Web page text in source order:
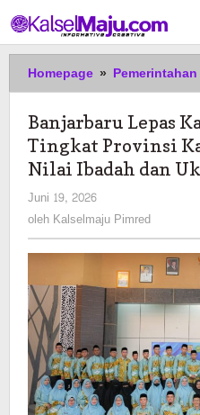
ke
konten
Homepage » Pemerintahan
Banjarbaru Lepas
Tingkat Provinsi
Nilai Ibadah dan
Juni 19, 2026
Kalselmaju
Pimred
oleh Kalselmaju Pimred